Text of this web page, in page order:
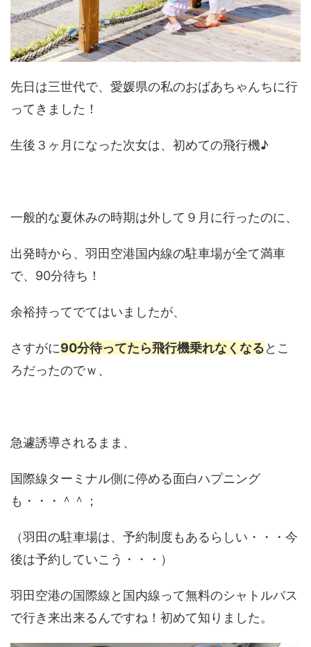
先日は三世代で、愛媛県の私のおばあちゃんちに行
ってきました！
生後３ヶ月になった次女は、初めての飛行機♪
一般的な夏休みの時期は外して９月に行ったのに、
出発時から、羽田空港国内線の駐車場が全て満車
で、90分待ち！
余裕持ってでてはいましたが、
さすがに90分待ってたら飛行機乗れなくなるとこ
ろだったのでｗ、
急遽誘導されるまま、
国際線ターミナル側に停める面白ハプニング
も・・・＾＾；
（羽田の駐車場は、予約制度もあるらしい・・・今
後は予約していこう・・・）
羽田空港の国際線と国内線って無料のシャトルバス
で行き来出来るんですね！初めて知りました。